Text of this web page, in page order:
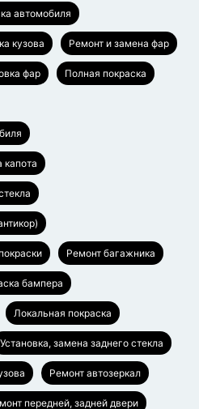
автомобиля
кузова Ремонт и замена фар
фар Полная покраска
капота
Ремонт багажника
бампера
Локальная покраска
Установка, замена заднего стекла
Ремонт автозеркал
передней, задней двери